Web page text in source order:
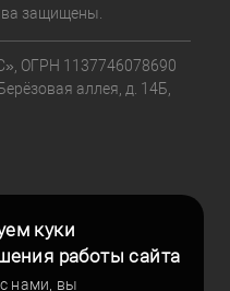
куки
работы сайта
нами, вы
защищены.
ОГРН 1137746078690
аллея, д. 14Б,